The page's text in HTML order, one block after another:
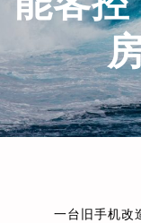
一台旧手机改